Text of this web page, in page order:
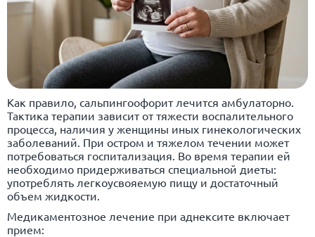
Как правило, сальпингоофорит лечится амбулаторно.
Тактика терапии зависит от тяжести воспалительного
процесса, наличия у женщины иных гинекологических
заболеваний. При остром и тяжелом течении может
потребоваться госпитализация. Во время терапии ей
необходимо придерживаться специальной диеты:
употреблять легкоусвояемую пищу и достаточный
объем жидкости.
Медикаментозное лечение при аднексите включает
прием: